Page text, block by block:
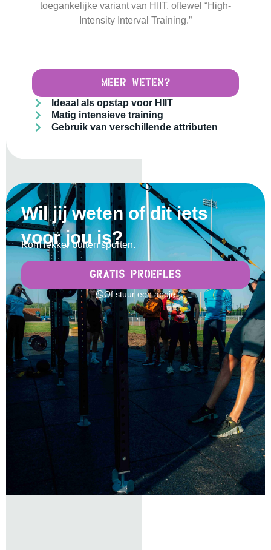
toegankelijke variant van HIIT, oftewel “High-
Intensity Interval Training.”
Meer weten?
Ideaal als opstap voor HIIT
Matig intensieve training
Gebruik van verschillende attributen
Wil jij weten of dit iets
voor jou is?
Kom lekker buiten sporten.
GRATIS PROEFLES
Of stuur een appje